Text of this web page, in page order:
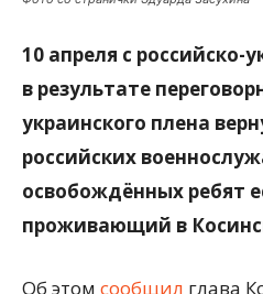
10 апреля с российско-
в результате
украинского плена
российских
освобождённых ребят
проживающий в
Об этом сообщил глава